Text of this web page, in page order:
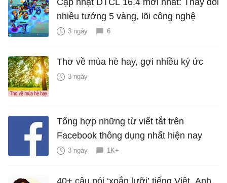
Cập nhật DTCL 16.4 mới nhất: Thay đổi
nhiều tướng 5 vàng, lõi công nghệ
3 ngày 6
Thơ về mùa hè hay, gợi nhiều ký ức
3 ngày
Tổng hợp những từ viết tắt trên
Facebook thông dụng nhất hiện nay
3 ngày 1K+